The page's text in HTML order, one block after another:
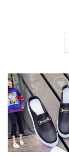
ADD TO
WISHLIST